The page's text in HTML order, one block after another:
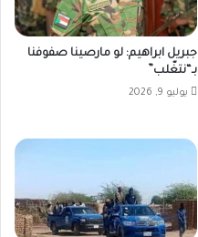
جبريل ابراهيم: لو مارصينا صفوفنا
بـ“نتغّلب”
يوليو 9, 2026